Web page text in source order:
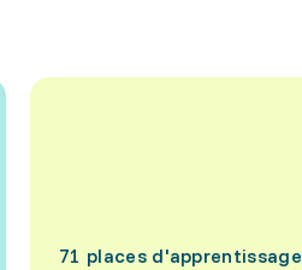
71 places d'apprentissage